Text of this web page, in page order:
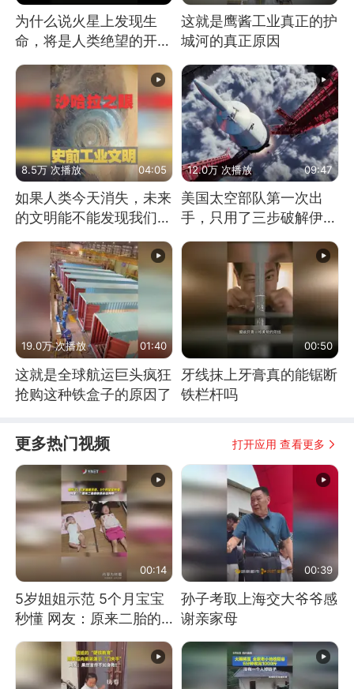
为什么说火星上发现生
命，将是人类绝望的开
始？
这就是鹰酱工业真正的护
城河的真正原因
8.5万 次播放 04:05
如果人类今天消失，未来
的文明能不能发现我们存
12.0万 次播放 09:47
美国太空部队第一次出
手，只用了三步破解伊朗
19.0万 次播放 01:40
这就是全球航运巨头疯狂
抢购这种铁盒子的原因了
00:50
牙线抹上牙膏真的能锯断
铁栏杆吗
更多热门视频 打开应用 查看更多
00:14
5岁姐姐示范 5个月宝宝
秒懂 网友：原来二胎的
快乐长这样
00:39
孙子考取上海交大爷爷感
谢亲家母